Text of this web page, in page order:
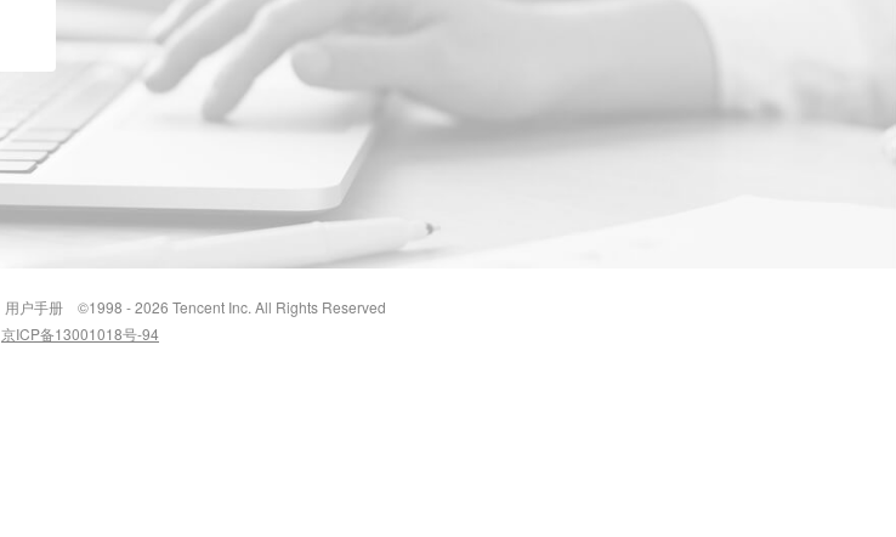
用户手册©1998 - 2026 Tencent Inc. All Rights Reserved
京ICP备13001018号-94